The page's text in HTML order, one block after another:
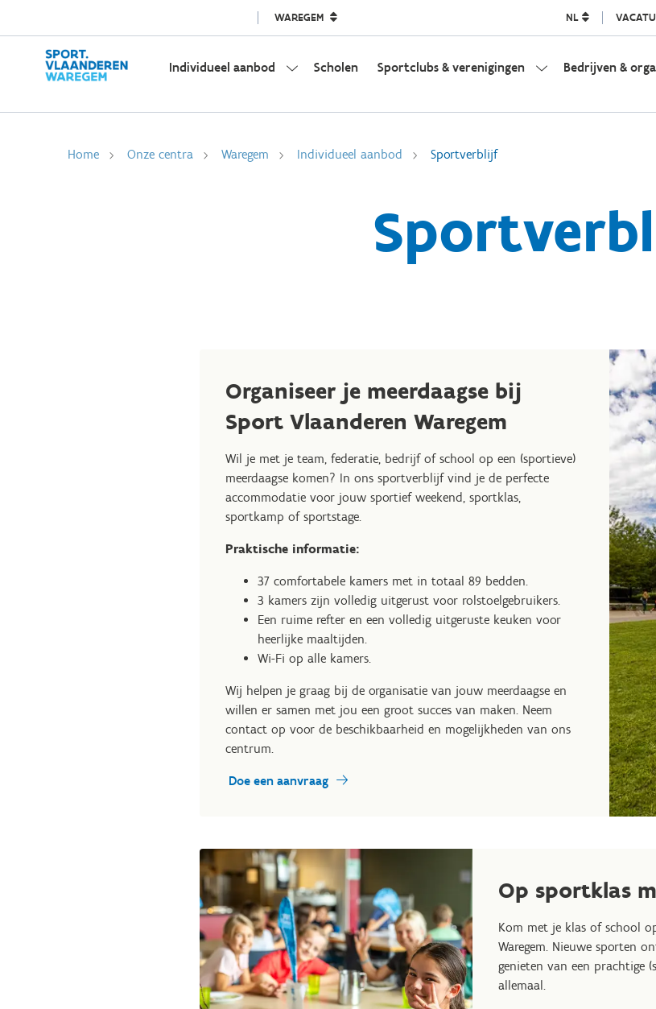
WAREGEM NL
Individueel aanbod Scholen Sportclubs & verenigingen Bedrijven &
Home Onze centra Waregem Individueel aanbod Sportverblijf
Organiseer je meerdaagse bij
Sport Vlaanderen Waregem
Wil je met je team, federatie, bedrijf of school op een (sportieve)
meerdaagse komen? In ons sportverblijf vind je de perfecte
accommodatie voor jouw sportief weekend, sportklas,
sportkamp of sportstage.
Praktische informatie:
37 comfortabele kamers met in totaal 89 bedden.
3 kamers zijn volledig uitgerust voor rolstoelgebruikers.
Een ruime refter en een volledig uitgeruste keuken voor
heerlijke maaltijden.
Wi-Fi op alle kamers.
Wij helpen je graag bij de organisatie van jouw meerdaagse en
willen er samen met jou een groot succes van maken. Neem
contact op voor de beschikbaarheid en mogelijkheden van ons
centrum.
Doe een aanvraag
Op sportklas
Kom met je klas of school
Waregem. Nieuwe sporten
genieten van een prachtige
allemaal.